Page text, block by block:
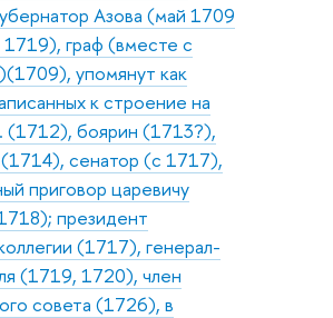
Азова (май 1709
граф (вместе с
упомянут как
к строение на
(1712), боярин (1713?),
сенатор (с 1717),
приговор царевичу
президент
(1717), генерал-
(1719, 1720), член
совета (1726), в